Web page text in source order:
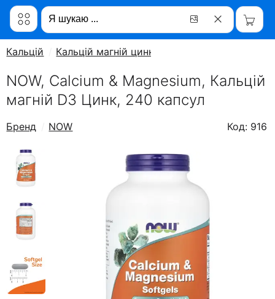
Кальцій Кальцій магній цинк
NOW, Calcium & Magnesium, Кальцій
магній D3 Цинк, 240 капсул
Бренд NOW Код: 916